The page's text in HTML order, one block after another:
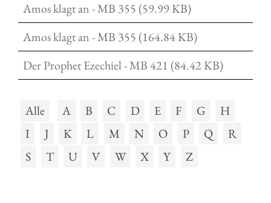
Amos klagt an - MB 355 (59.99 KB)
Amos klagt an - MB 355 (164.84 KB)
Der Prophet Ezechiel - MB 421 (84.42 KB)
Alle A B C D E F G
H
I
J K L M N O P Q
R
S
T U V W X Y Z